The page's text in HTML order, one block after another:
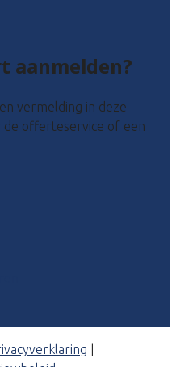
aanmelden?
vermelding in deze
de offerteservice of een